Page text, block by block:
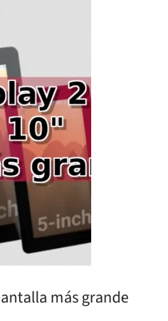
más grande